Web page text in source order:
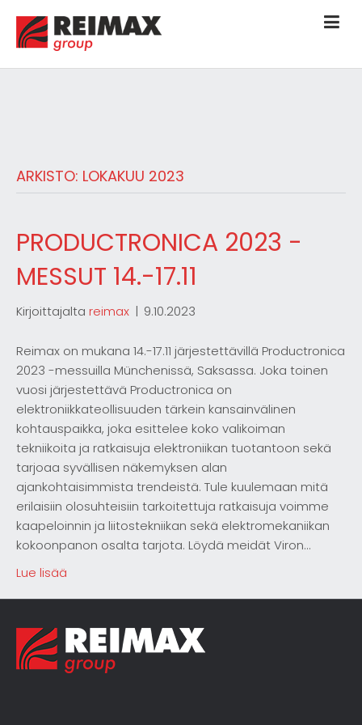
ARKISTO: LOKAKUU 2023
PRODUCTRONICA 2023 -
MESSUT 14.-17.11
Kirjoittajalta reimax | 9.10.2023
Reimax on mukana 14.-17.11 järjestettävillä Productronica
2023 -messuilla Münchenissä, Saksassa. Joka toinen
vuosi järjestettävä Productronica on
elektroniikkateollisuuden tärkein kansainvälinen
kohtauspaikka, joka esittelee koko valikoiman
tekniikoita ja ratkaisuja elektroniikan tuotantoon sekä
tarjoaa syvällisen näkemyksen alan
ajankohtaisimmista trendeistä. Tule kuulemaan mitä
erilaisiin olosuhteisiin tarkoitettuja ratkaisuja voimme
kaapeloinnin ja liitostekniikan sekä elektromekaniikan
kokoonpanon osalta tarjota. Löydä meidät Viron…
Lue lisää